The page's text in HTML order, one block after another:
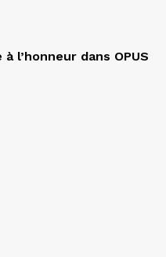
l’honneur dans OPUS